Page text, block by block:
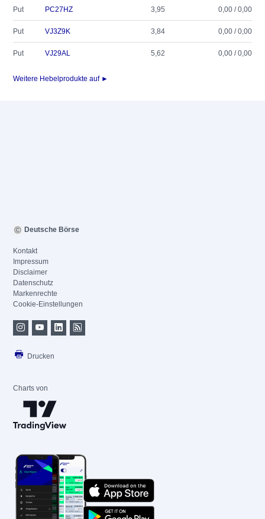
Put PC27HZ 3,95 0,00 / 0,00
Put VJ3Z9K 3,84 0,00 / 0,00
Put VJ29AL 5,62 0,00 / 0,00
Weitere Hebelprodukte auf ►
Deutsche Börse
Kontakt
Impressum
Disclaimer
Datenschutz
Markenrechte
Cookie-Einstellungen
Drucken
Charts von